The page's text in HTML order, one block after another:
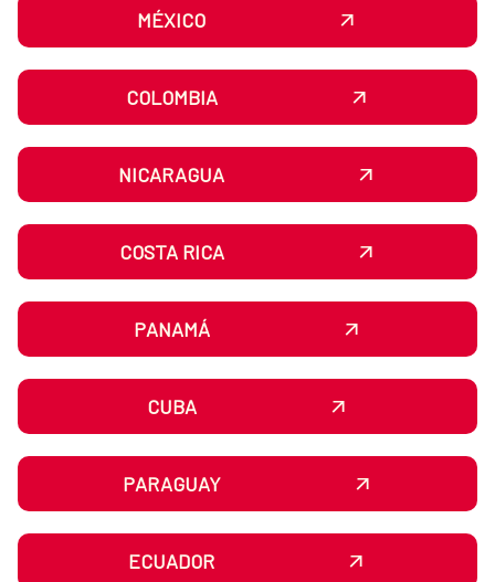
MÉXICO
COLOMBIA
NICARAGUA
COSTA RICA
PANAMÁ
CUBA
PARAGUAY
ECUADOR